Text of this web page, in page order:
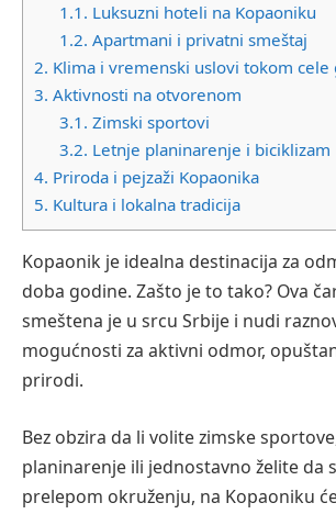
1.1. Luksuzni hoteli na Kopaoniku
1.2. Apartmani i privatni smeštaj
2. Klima i vremenski uslovi tokom cele
3. Aktivnosti na otvorenom
3.1. Zimski sportovi
3.2. Letnje planinarenje i biciklizam
4. Priroda i pejzaži Kopaonika
5. Kultura i lokalna tradicija
Kopaonik je idealna destinacija za
doba godine. Zašto je to tako? Ova
smeštena je u srcu Srbije i nudi
mogućnosti za aktivni odmor,
prirodi.
Bez obzira da li volite zimske
planinarenje ili jednostavno želite da
prelepom okruženju, na Kopaoniku